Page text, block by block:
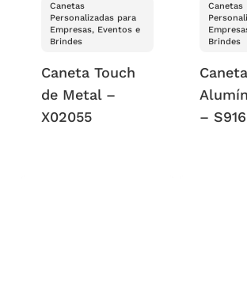
Canetas
Personalizadas para
Empresas, Eventos e
Brindes
Caneta Touch
de Metal –
X02055
Canetas
Brindes
–